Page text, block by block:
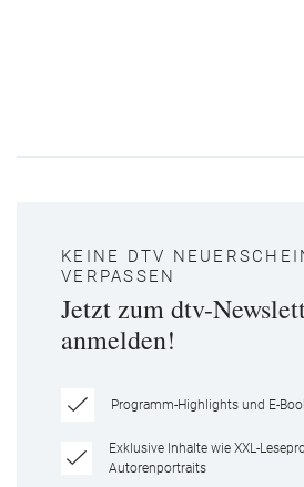
KEINE DTV
VERPASSEN
Jetzt zum dtv-
anmelden!
Programm-Highlights und E-
Exklusive Inhalte wie XXL-
Autorenportraits